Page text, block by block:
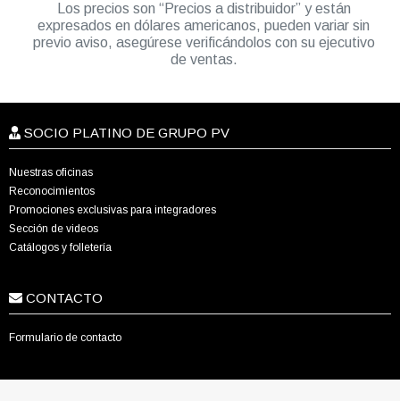
Los precios son “Precios a distribuidor” y están
expresados en dólares americanos, pueden variar sin
previo aviso, asegúrese verificándolos con su ejecutivo
de ventas.
SOCIO PLATINO DE GRUPO PV
Nuestras oficinas
Reconocimientos
Promociones exclusivas para integradores
Sección de videos
Catálogos y folletería
CONTACTO
Formulario de contacto